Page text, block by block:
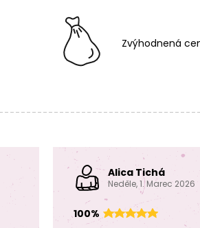
Zvýhodnená
Alica Tichá
Neděle, 1. Marec 2026
100%